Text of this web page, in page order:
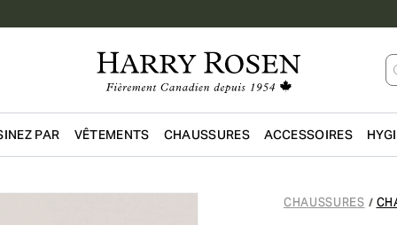
Passer au contenu principal
PAR VÊTEMENTS CHAUSSURES ACCESSOIRES
CHAUSSURES /